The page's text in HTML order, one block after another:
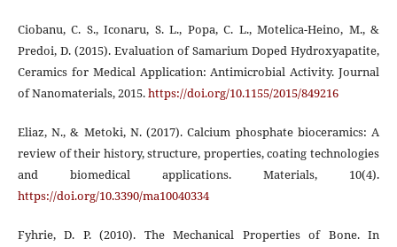
Ciobanu, C. S., Iconaru, S. L., Popa, C. L., Motelica-Heino, M., &
Predoi, D. (2015). Evaluation of Samarium Doped Hydroxyapatite,
Ceramics for Medical Application: Antimicrobial Activity. Journal
of Nanomaterials, 2015.https://doi.org/10.1155/2015/849216
Eliaz, N., & Metoki, N. (2017). Calcium phosphate bioceramics: A
review of their history, structure, properties, coating technologies
and biomedical applications. Materials, 10(4).
https://doi.org/10.3390/ma10040334
Fyhrie, D. P. (2010). The Mechanical Properties of Bone. In